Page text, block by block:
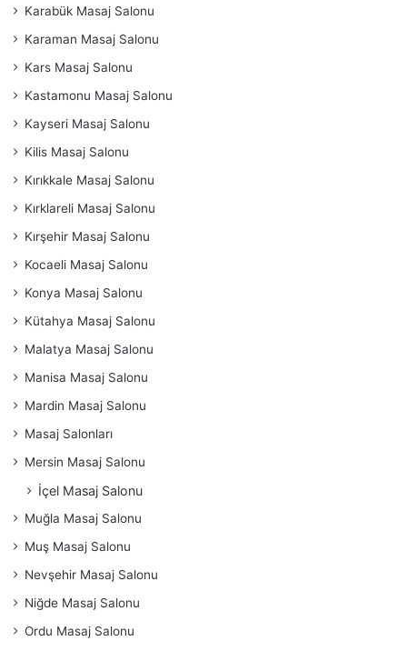
Karabük Masaj Salonu
Karaman Masaj Salonu
Kars Masaj Salonu
Kastamonu Masaj Salonu
Kayseri Masaj Salonu
Kilis Masaj Salonu
Kırıkkale Masaj Salonu
Kırklareli Masaj Salonu
Kırşehir Masaj Salonu
Kocaeli Masaj Salonu
Konya Masaj Salonu
Kütahya Masaj Salonu
Malatya Masaj Salonu
Manisa Masaj Salonu
Mardin Masaj Salonu
Masaj Salonları
Mersin Masaj Salonu
İçel Masaj Salonu
Muğla Masaj Salonu
Muş Masaj Salonu
Nevşehir Masaj Salonu
Niğde Masaj Salonu
Ordu Masaj Salonu